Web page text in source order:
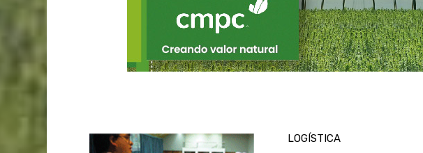
LOGÍSTICA